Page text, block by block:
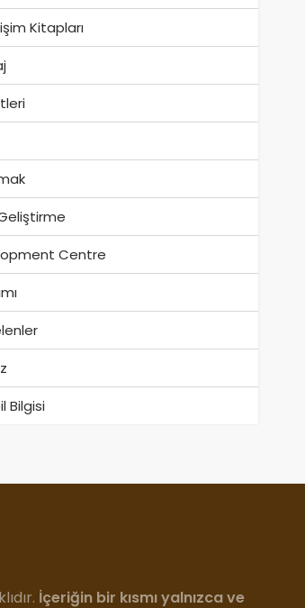
Kitapları
Centre
Bilgisi
İçeriğin bir kısmı yalnızca ve